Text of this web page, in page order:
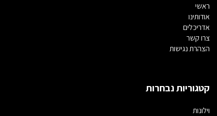
ראשי
אודותינו
אדריכלים
צרו קשר
הצהרת נגישות
קטגוריות נבחרות
וילונות